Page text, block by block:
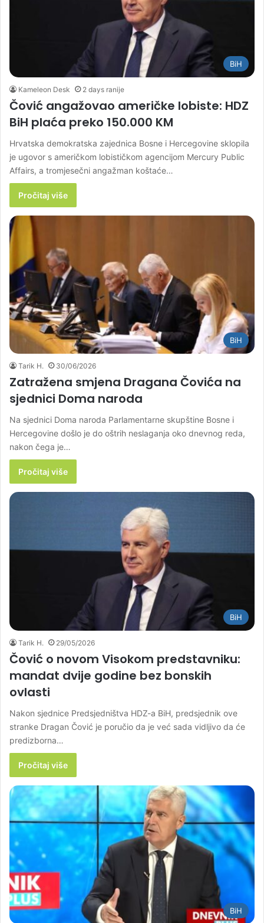
BiH
Kameleon Desk 2 days ranije
Čović angažovao američke lobiste: HDZ
BiH plaća preko 150.000 KM
Hrvatska demokratska zajednica Bosne i Hercegovine sklopila
je ugovor s američkom lobističkom agencijom Mercury Public
Affairs, a tromjesečni angažman koštaće…
Pročitaj više
BiH
Tarik H. 30/06/2026
Zatražena smjena Dragana Čovića na
sjednici Doma naroda
Na sjednici Doma naroda Parlamentarne skupštine Bosne i
Hercegovine došlo je do oštrih neslaganja oko dnevnog reda,
nakon čega je…
Pročitaj više
BiH
Tarik H. 29/05/2026
Čović o novom Visokom predstavniku:
mandat dvije godine bez bonskih
ovlasti
Nakon sjednice Predsjedništva HDZ-a BiH, predsjednik ove
stranke Dragan Čović je poručio da je već sada vidljivo da će
predizborna…
Pročitaj više
BiH